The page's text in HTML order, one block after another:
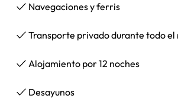
Navegaciones y ferris
Transporte privado durante todo
Alojamiento por 12 noches
Desayunos